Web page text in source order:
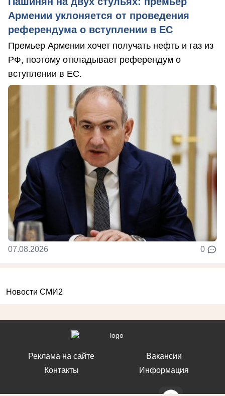
Армении уклоняется от проведения
референдума о вступлении в ЕС
Премьер Армении хочет получать нефть и газ из
РФ, поэтому откладывает референдум о
вступлении в ЕС.
07.08.2026 0
Новости СМИ2
Реклама на сайте
Контакты
Вакансии
Информация